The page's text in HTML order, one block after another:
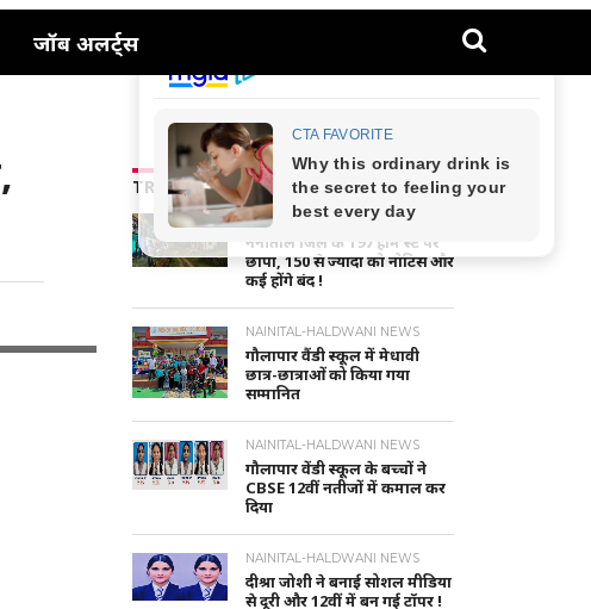
जॉब अलर्ट्स
TRENDING NEWS
UTTARAKHAND NEWS
नैनीताल जिले के 197 होम स्टे पर
छापा, 150 से ज्यादा को नोटिस और
कई होंगे बंद !
NAINITAL-HALDWANI NEWS
गौलापार वैंडी स्कूल में मेधावी
छात्र-छात्राओं को किया गया
सम्मानित
NAINITAL-HALDWANI NEWS
गौलापार वेंडी स्कूल के बच्चों ने
CBSE 12वीं नतीजों में कमाल कर
दिया
NAINITAL-HALDWANI NEWS
दीश्रा जोशी ने बनाई सोशल मीडिया
से दूरी और 12वीं में बन गई टॉपर !